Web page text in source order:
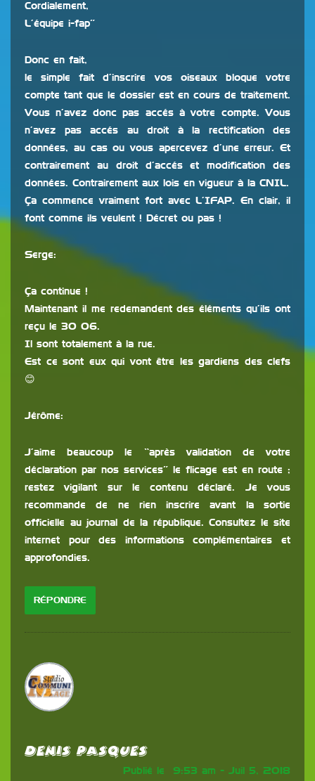
Cordialement,
L’équipe i-fap”
Donc en fait,
le simple fait d’inscrire vos oiseaux bloque votre
compte tant que le dossier est en cours de traitement.
Vous n’avez donc pas accés à votre compte. Vous
n’avez pas accés au droit à la rectification des
données, au cas ou vous apercevez d’une erreur. Et
contrairement au droit d’accés et modification des
données. Contrairement aux lois en vigueur à la CNIL.
Ça commence vraiment fort avec L’IFAP. En clair, il
font comme ils veulent ! Décret ou pas !
Serge:
Ça continue !
Maintenant il me redemandent des éléments qu’ils ont
reçu le 30 06.
Il sont totalement à la rue.
Est ce sont eux qui vont être les gardiens des clefs
😊
Jérôme:
J’aime beaucoup le “après validation de votre
déclaration par nos services” le flicage est en route ;
restez vigilant sur le contenu déclaré. Je vous
recommande de ne rien inscrire avant la sortie
officielle au journal de la république. Consultez le site
internet pour des informations complémentaires et
approfondies.
RÉPONDRE
Denis Pasques
Publié le 9:53 am - Juil 5, 2018